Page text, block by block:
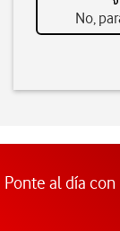
No,
Ponte al día